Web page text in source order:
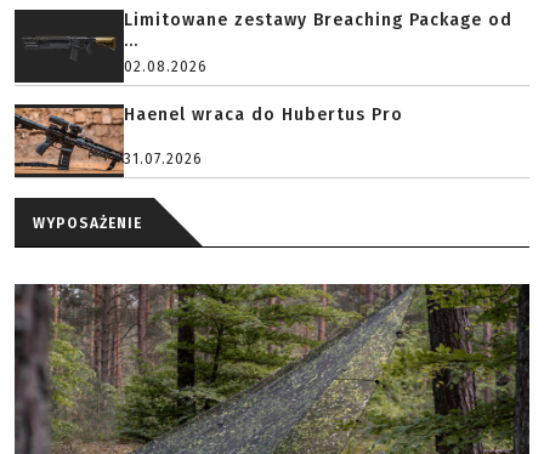
Limitowane zestawy Breaching Package od
...
02.08.2026
Haenel wraca do Hubertus Pro
31.07.2026
WYPOSAŻENIE